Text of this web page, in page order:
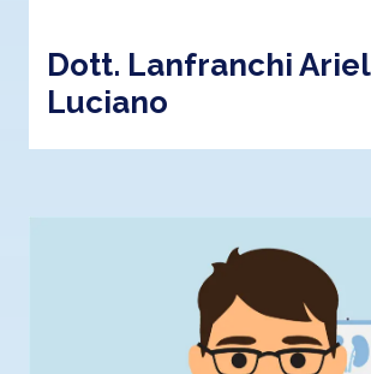
Dott. Lanfranchi Ariel
Luciano